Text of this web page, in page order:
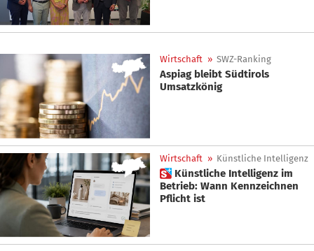
Wirtschaft » SWZ-Ranking
Aspiag bleibt Südtirols
Umsatzkönig
Wirtschaft » Künstliche Intelligenz
 Künstliche Intelligenz im
Betrieb: Wann Kennzeichnen
Pflicht ist